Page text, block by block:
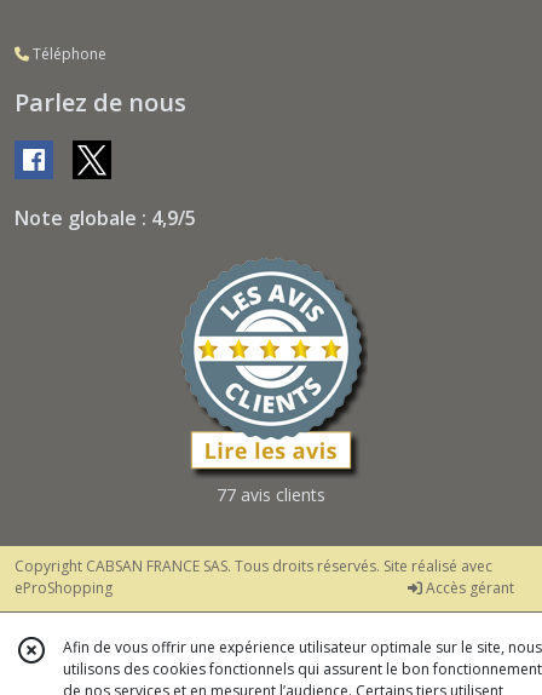
Téléphone
Parlez de nous
Note globale : 4,9/5
77 avis clients
Copyright CABSAN FRANCE SAS. Tous droits réservés. Site réalisé avec
eProShopping
Accès gérant
Afin de vous offrir une expérience utilisateur optimale sur le site, nous
utilisons des cookies fonctionnels qui assurent le bon fonctionnement
de nos services et en mesurent l’audience. Certains tiers utilisent